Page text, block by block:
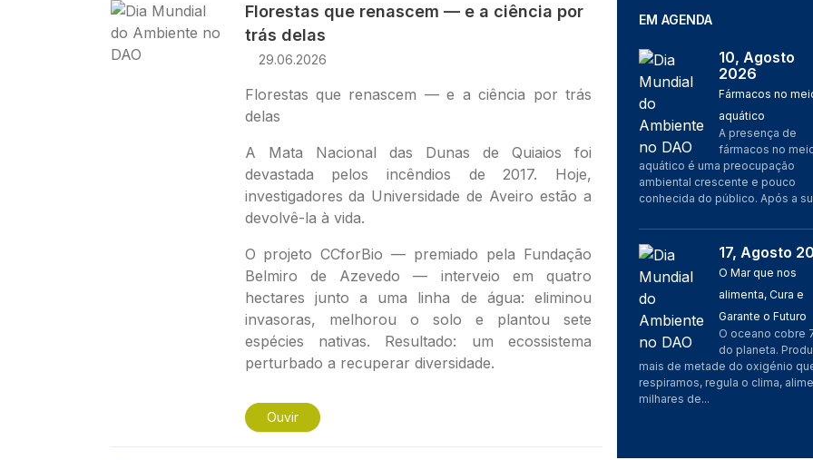
Imagem
Florestas que renascem — e a ciência por
trás delas
29.06.2026
Florestas que renascem — e a ciência por trás
delas
A Mata Nacional das Dunas de Quiaios foi
devastada pelos incêndios de 2017. Hoje,
investigadores da Universidade de Aveiro estão a
devolvê-la à vida.
O projeto CCforBio — premiado pela Fundação
Belmiro de Azevedo — interveio em quatro
hectares junto a uma linha de água: eliminou
invasoras, melhorou o solo e plantou sete
espécies nativas. Resultado: um ecossistema
perturbado a recuperar diversidade.
Ouvir
EM AGENDA
Imagem
10, Agosto
2026
Fármacos no
aquático
A presença de
fármacos no
aquático é uma preocupação
ambiental crescente e pouco
conhecida do público. Após a
Imagem 17, Agosto
O Mar que nos
alimenta, Cura e
Garante o Futuro
O oceano cobre
do planeta.
mais de metade do oxigénio
respiramos, regula o clima,
milhares de...